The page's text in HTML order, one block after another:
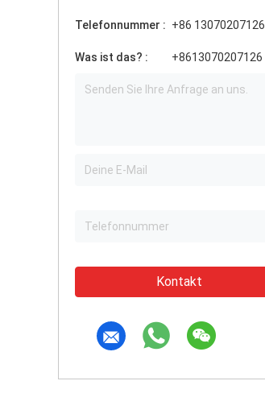
Telefonnummer : +86 13070207126
Was ist das? : +8613070207126
Kontakt